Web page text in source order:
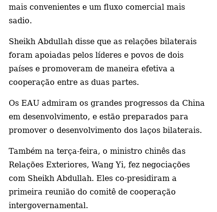
mais convenientes e um fluxo comercial mais
sadio.
Sheikh Abdullah disse que as relações bilaterais
foram apoiadas pelos líderes e povos de dois
países e promoveram de maneira efetiva a
cooperação entre as duas partes.
Os EAU admiram os grandes progressos da China
em desenvolvimento, e estão preparados para
promover o desenvolvimento dos laços bilaterais.
Também na terça-feira, o ministro chinês das
Relações Exteriores, Wang Yi, fez negociações
com Sheikh Abdullah. Eles co-presidiram a
primeira reunião do comitê de cooperação
intergovernamental.